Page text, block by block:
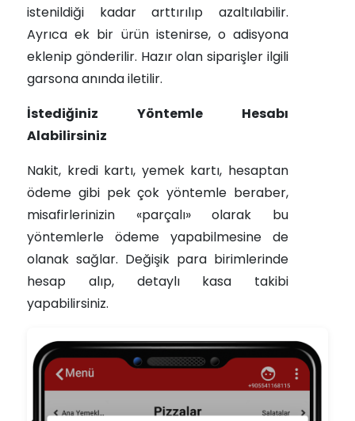
istenildiği kadar arttırılıp azaltılabilir.
Ayrıca ek bir ürün istenirse, o adisyona
eklenip gönderilir. Hazır olan siparişler ilgili
garsona anında iletilir.
İstediğiniz Yöntemle Hesabı
Alabilirsiniz
Nakit, kredi kartı, yemek kartı, hesaptan
ödeme gibi pek çok yöntemle beraber,
misafirlerinizin «parçalı» olarak bu
yöntemlerle ödeme yapabilmesine de
olanak sağlar. Değişik para birimlerinde
hesap alıp, detaylı kasa takibi
yapabilirsiniz.